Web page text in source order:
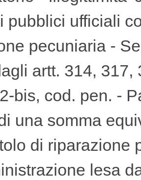
pubblici ufficiali
pecuniaria -
artt. 314, 317,
bis, cod. pen. -
una somma
di riparazione
lesa